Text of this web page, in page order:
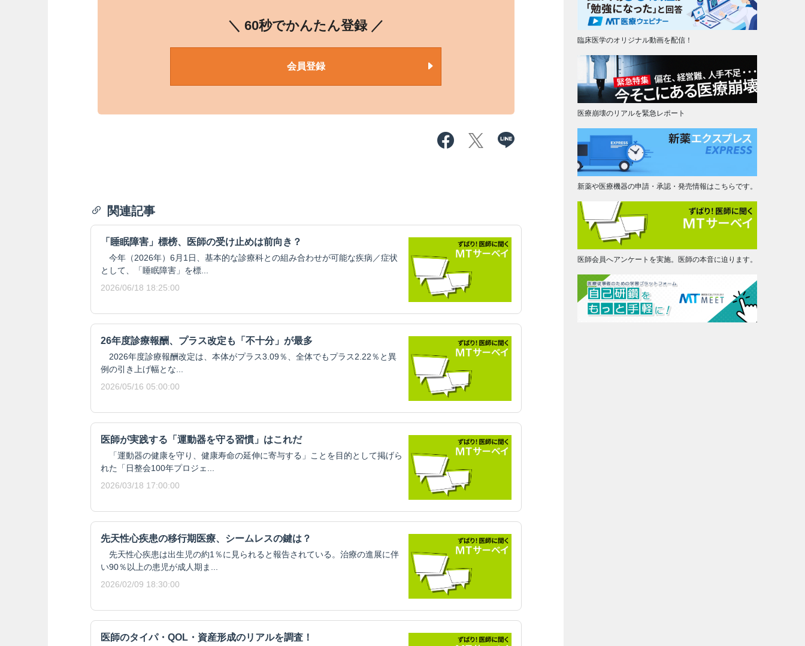
＼ 60秒でかんたん登録 ／
会員登録
関連記事
「睡眠障害」標榜、医師の受け止めは前向き？
今年（2026年）6月1日、基本的な診療科との組み合わせが可能な疾病／症状
として、「睡眠障害」を標...
2026/06/18 18:25:00
26年度診療報酬、プラス改定も「不十分」が最多
2026年度診療報酬改定は、本体がプラス3.09％、全体でもプラス2.22％と異
例の引き上げ幅とな...
2026/05/16 05:00:00
医師が実践する「運動器を守る習慣」はこれだ
「運動器の健康を守り、健康寿命の延伸に寄与する」ことを目的として掲げら
れた「日整会100年プロジェ...
2026/03/18 17:00:00
先天性心疾患の移行期医療、シームレスの鍵は？
先天性心疾患は出生児の約1％に見られると報告されている。治療の進展に伴
い90％以上の患児が成人期ま...
2026/02/09 18:30:00
医師のタイパ・QOL・資産形成のリアルを調査！
臨床医学のオリジナル動画を配信！
医療崩壊のリアルを緊急レポート
新薬や医療機器の申請・承認・発売情報はこちらです。
医師会員へアンケートを実施。医師の本音に迫ります。